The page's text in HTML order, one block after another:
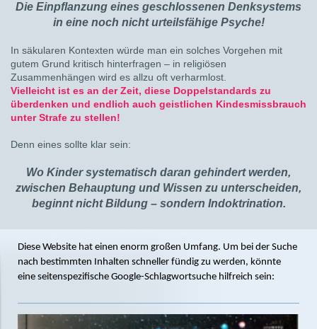
Die Einpflanzung eines geschlossenen Denksystems
in eine noch nicht urteilsfähige Psyche!
In säkularen Kontexten würde man ein solches Vorgehen mit
gutem Grund kritisch hinterfragen – in religiösen
Zusammenhängen wird es allzu oft verharmlost.
Vielleicht ist es an der Zeit, diese Doppelstandards zu
überdenken und endlich auch geistlichen Kindesmissbrauch
unter Strafe zu stellen!
Denn eines sollte klar sein:
Wo Kinder systematisch daran gehindert werden,
zwischen Behauptung und Wissen zu unterscheiden,
beginnt nicht Bildung – sondern Indoktrination.
Diese Website hat einen enorm großen Umfang. Um bei der Suche
nach bestimmten Inhalten schneller fündig zu werden, könnte
eine seitenspezifische Google-Schlagwortsuche hilfreich sein: